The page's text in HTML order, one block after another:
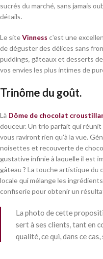
sucrés du marché, sans jamais
détails.
Le siteVinness c'est une
de déguster des délices sans
puddings, gâteaux et desserts
vos envies les plus intimes de
Trinôme du goût.
Là Dôme de chocolat
douceur. Un trio parfait qui
vous raviront rien qu'à la vue.
noisettes et recouverte de
gustative infinie à laquelle il est
gâteau ? La touche artistique du
locale qui mélange les
confiserie pour obtenir un
La photo de cette
sert à ses clients, tant en
qualité, ce qui, dans ce